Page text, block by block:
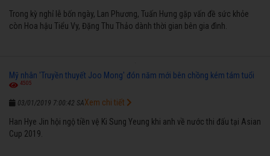
Trong kỳ nghỉ lễ bốn ngày, Lan Phương, Tuấn Hưng gặp vấn đề sức khỏe
còn Hoa hậu Tiểu Vy, Đặng Thu Thảo dành thời gian bên gia đình.
Mỹ nhân 'Truyền thuyết Joo Mong' đón năm mới bên chồng kém tám tuổi
4505
03/01/2019 7:00:42 SA
Han Hye Jin hội ngộ tiền vệ Ki Sung Yeung khi anh về nước thi đấu tại Asian
Cup 2019.
Xem chi tiết